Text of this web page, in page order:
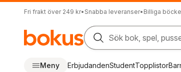
Fri frakt över 249 kr• Snabba leveranser• Billiga
Sök bok, spel,
Meny ErbjudandenStudentTopplistor